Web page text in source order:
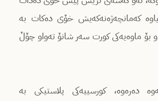
کەمانچەژەنەکەیش خۆی دەکات بە
و بۆ ماوەیەکی کورت سەر شانۆ تەواو چۆڵ
دەرەوە، کورسییەکی پلاستیکی بە